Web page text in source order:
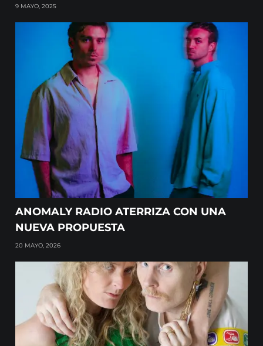
9 MAYO, 2025
ANOMALY RADIO ATERRIZA CON UNA
NUEVA PROPUESTA
20 MAYO, 2026